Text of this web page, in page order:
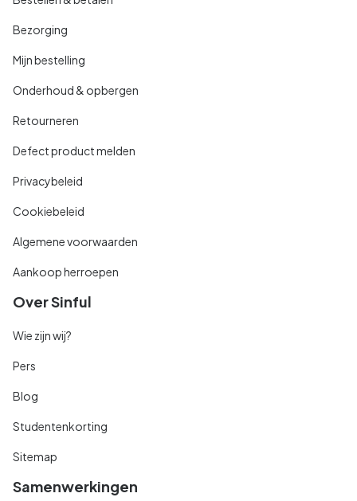
Bezorging
Mijn bestelling
Onderhoud & opbergen
Retourneren
Defect product melden
Privacybeleid
Cookiebeleid
Algemene voorwaarden
Aankoop herroepen
Over Sinful
Wie zijn wij?
Pers
Blog
Studentenkorting
Sitemap
Samenwerkingen